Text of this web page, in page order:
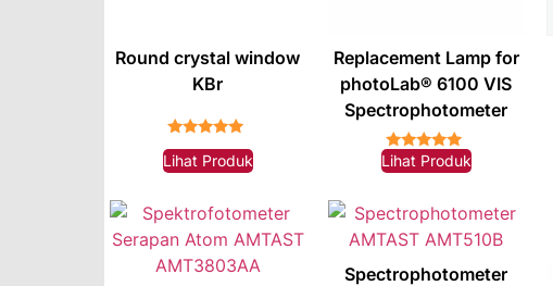
Round crystal window
KBr
★★★★★
Lihat Produk
Replacement Lamp for
photoLab® 6100 VIS
Spectrophotometer
★★★★★
Lihat Produk
Spectrophotometer